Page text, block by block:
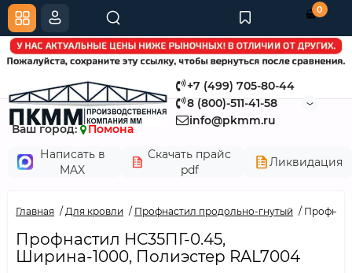
+7 (499) 705-80-44
8 (800)-511-41-58
info@pkmm.ru
Ваш город:
Помона
Написать в
MAX
Скачать прайс
pdf
Ликвидация
0
Главная Для кровли Профнастил продольно-гнутый
Профнастил НС35ПГ-0.45,
Ширина-1000, Полиэстер RAL7004